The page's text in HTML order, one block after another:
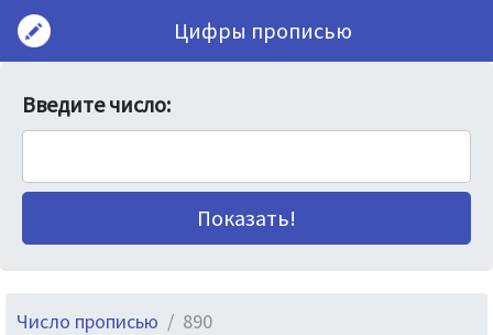
Цифры прописью
Введите число:
Число прописью 890